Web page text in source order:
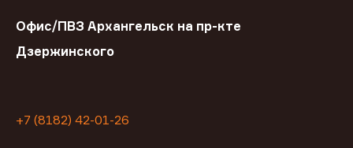
Офис/ПВЗ Архангельск на пр-кте
Дзержинского
+7 (8182) 42-01-26